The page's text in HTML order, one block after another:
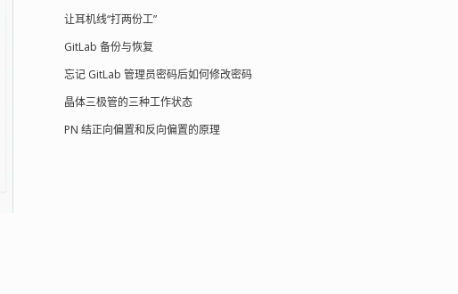
让耳机线“打两份工”
GitLab 备份与恢复
忘记 GitLab 管理员密码后如何修改密码
晶体三极管的三种工作状态
PN 结正向偏置和反向偏置的原理